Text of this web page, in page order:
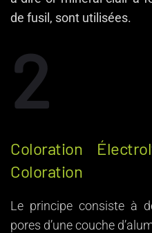
de fusil, sont utilisées.
2
Coloration
Coloration
Le principe consiste à
pores d’une couche